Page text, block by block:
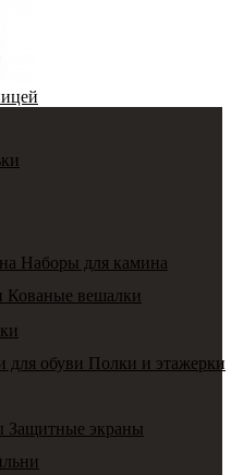
Наборы для камина
Кованые вешалки
Полки и этажерки
Защитные экраны